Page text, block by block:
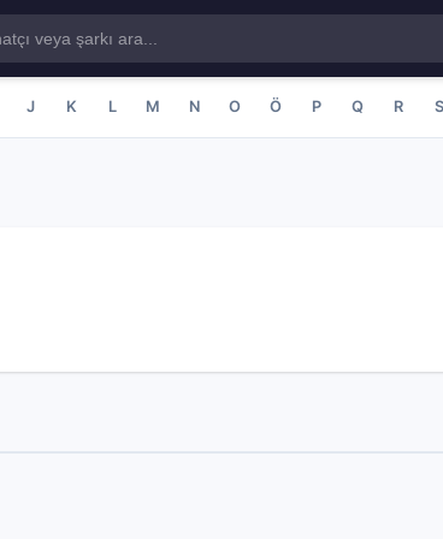
J K L M N O Ö P Q R S